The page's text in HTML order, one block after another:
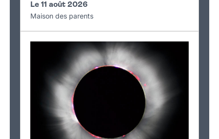
Le 11 août 2026
Maison des parents